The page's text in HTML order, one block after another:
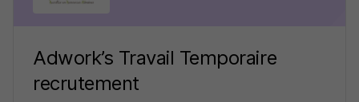
Adwork’s Travail Temporaire
recrutement